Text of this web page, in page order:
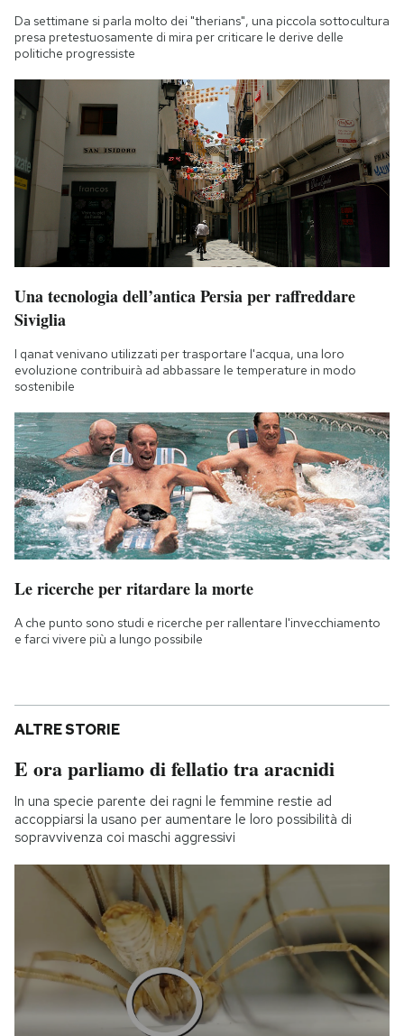
Da settimane si parla molto dei "therians", una piccola sottocultura
presa pretestuosamente di mira per criticare le derive delle
politiche progressiste
Una tecnologia dell’antica Persia per raffreddare
Siviglia
I qanat venivano utilizzati per trasportare l'acqua, una loro
evoluzione contribuirà ad abbassare le temperature in modo
sostenibile
Le ricerche per ritardare la morte
A che punto sono studi e ricerche per rallentare l'invecchiamento
e farci vivere più a lungo possibile
ALTRE STORIE
E ora parliamo di fellatio tra aracnidi
In una specie parente dei ragni le femmine restie ad
accoppiarsi la usano per aumentare le loro possibilità di
sopravvivenza coi maschi aggressivi